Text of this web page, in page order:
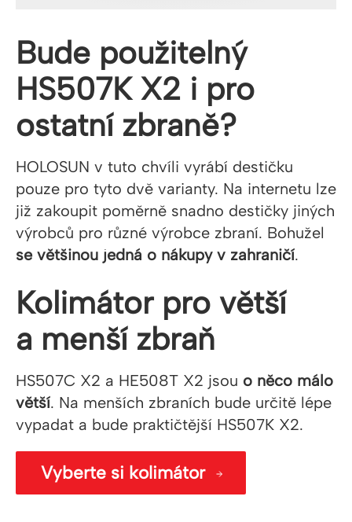
Bude použitelný
HS507K X2 i pro
ostatní zbraně?
HOLOSUN v tuto chvíli vyrábí destičku
pouze pro tyto dvě varianty. Na internetu lze
již zakoupit poměrně snadno destičky jiných
výrobců pro různé výrobce zbraní. Bohužel
se většinou jedná o nákupy v zahraničí.
Kolimátor pro větší
a menší zbraň
HS507C X2 a HE508T X2 jsou o něco málo
větší. Na menších zbraních bude určitě lépe
vypadat a bude praktičtější HS507K X2.
Vyberte si kolimátor